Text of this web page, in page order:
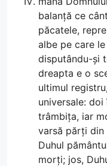
balanță ce
păcatele,
albe pe care
disputându-și
dreapta e o
ultimul
universale:
trâmbița, iar
varsă părți din
Duhul
morți; jos,